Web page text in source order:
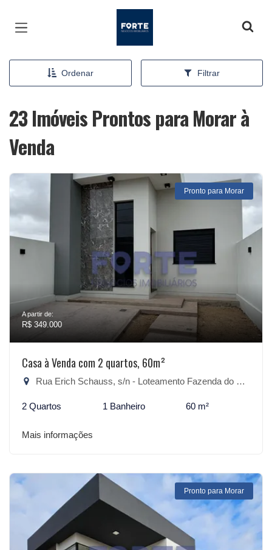
Ordenar Filtrar
23 Imóveis Prontos para Morar à
Venda
Pronto para Morar
A partir de:
R$ 349.000
Casa à Venda com 2 quartos, 60m²
Rua Erich Schauss, s/n - Loteamento Fazenda do Sobrado, São Lourenço do Sul-RS
2 Quartos 1 Banheiro 60 m²
Mais informações
Pronto para Morar